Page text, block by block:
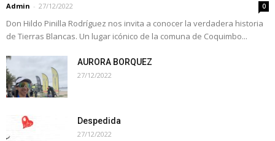
Admin - 27/12/2022 0
Don Hildo Pinilla Rodríguez nos invita a conocer la verdadera historia
de Tierras Blancas. Un lugar icónico de la comuna de Coquimbo...
AURORA BORQUEZ
27/12/2022
Despedida
27/12/2022